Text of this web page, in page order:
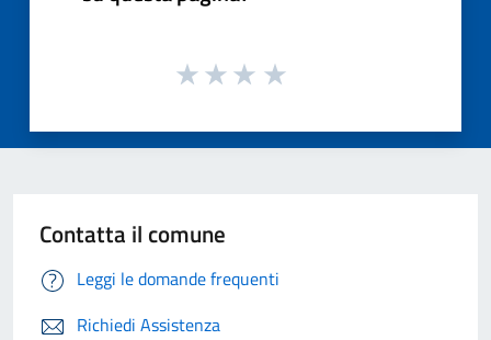
Contatta il comune
Leggi le domande frequenti
Richiedi Assistenza